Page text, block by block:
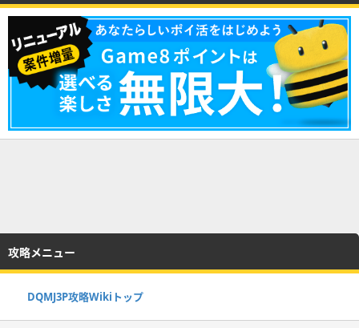
攻略メニュー
DQMJ3P攻略Wikiトップ